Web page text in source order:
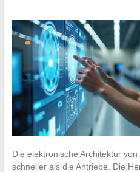
Die elektronische Architektur
schneller als die Antriebe. Die